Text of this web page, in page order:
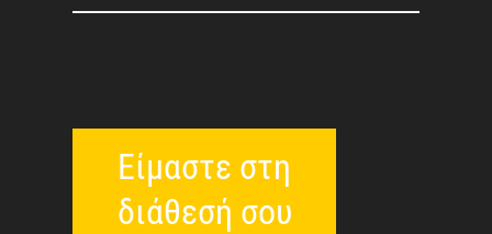
Είμαστε στη
διάθεσή σου